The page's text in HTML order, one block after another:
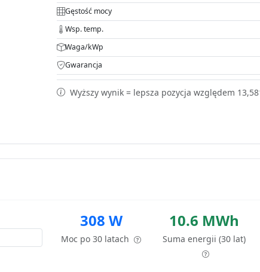
Gęstość mocy
Wsp. temp.
Waga/kWp
Gwarancja
Wyższy wynik = lepsza pozycja względem
308 W
Moc po 30 latach
10.6 MWh
Suma energii (30 lat)